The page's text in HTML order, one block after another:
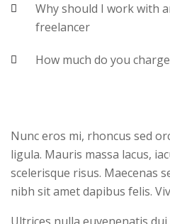
Why should I work with
freelancer
How much do you
Nunc eros mi, rhoncus sed
ligula. Mauris massa lacus,
scelerisque risus. Maecenas
nibh sit amet dapibus felis.